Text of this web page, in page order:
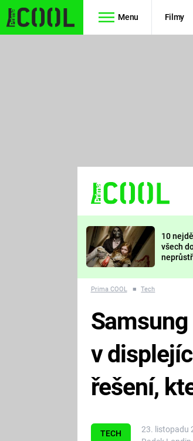
Menu Filmy
TŘESKU
FUTURAMA
10
všech
nejvíc
Prima COOL ■ Tech
TECH
23. listopadu
v
řešení,